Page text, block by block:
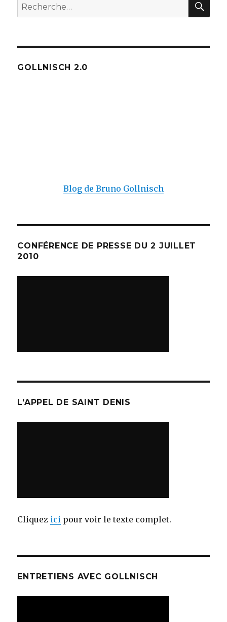
Recherche
pour :
GOLLNISCH 2.0
Blog de Bruno Gollnisch
CONFÉRENCE DE PRESSE DU 2 JUILLET
2010
L’APPEL DE SAINT DENIS
Cliquez ici pour voir le texte complet.
ENTRETIENS AVEC GOLLNISCH